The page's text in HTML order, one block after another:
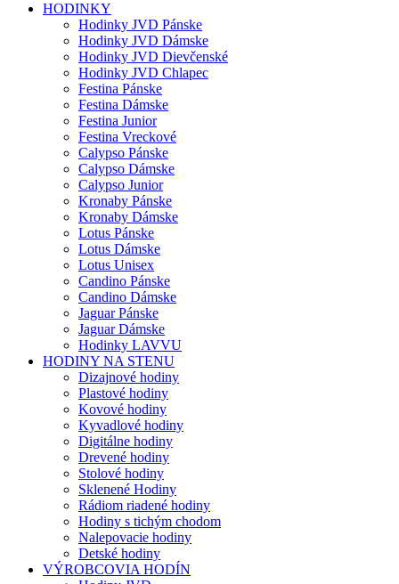
HODINKY
Hodinky JVD Pánske
Hodinky JVD Dámske
Hodinky JVD Dievčenské
Hodinky JVD Chlapec
Festina Pánske
Festina Dámske
Festina Junior
Festina Vreckové
Calypso Pánske
Calypso Dámske
Calypso Junior
Kronaby Pánske
Kronaby Dámske
Lotus Pánske
Lotus Dámske
Lotus Unisex
Candino Pánske
Candino Dámske
Jaguar Pánske
Jaguar Dámske
Hodinky LAVVU
HODINY NA STENU
Dizajnové hodiny
Plastové hodiny
Kovové hodiny
Kyvadlové hodiny
Digitálne hodiny
Drevené hodiny
Stolové hodiny
Sklenené Hodiny
Rádiom riadené hodiny
Hodiny s tichým chodom
Nalepovacie hodiny
Detské hodiny
VÝROBCOVIA HODÍN